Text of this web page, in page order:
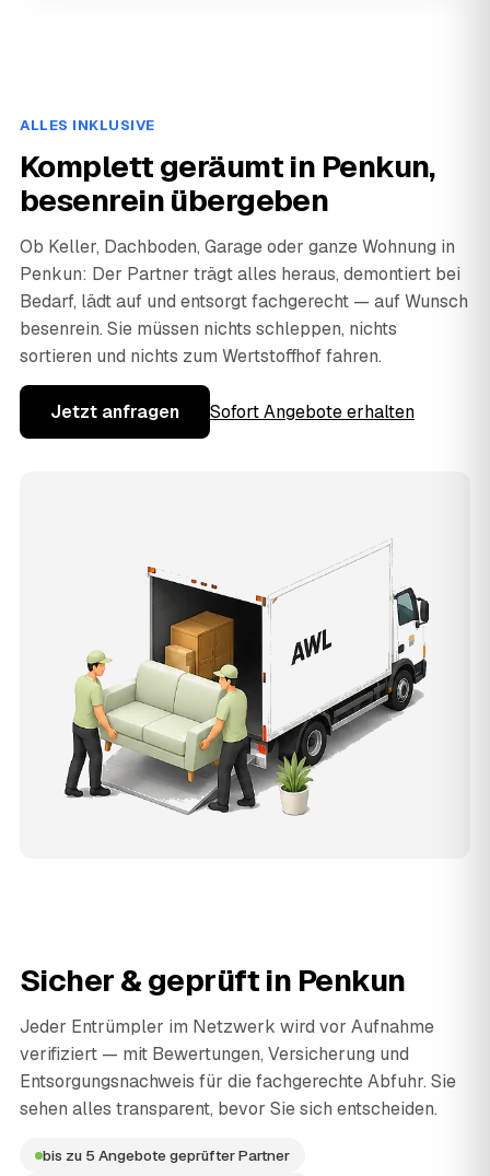
ALLES INKLUSIVE
Komplett geräumt in Penkun,
besenrein übergeben
Ob Keller, Dachboden, Garage oder ganze Wohnung in
Penkun: Der Partner trägt alles heraus, demontiert bei
Bedarf, lädt auf und entsorgt fachgerecht — auf Wunsch
besenrein. Sie müssen nichts schleppen, nichts
sortieren und nichts zum Wertstoffhof fahren.
Jetzt anfragen Sofort Angebote erhalten
Sicher & geprüft in Penkun
Jeder Entrümpler im Netzwerk wird vor Aufnahme
verifiziert — mit Bewertungen, Versicherung und
Entsorgungsnachweis für die fachgerechte Abfuhr. Sie
sehen alles transparent, bevor Sie sich entscheiden.
bis zu 5 Angebote geprüfter Partner